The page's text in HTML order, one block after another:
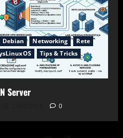
Debian Networking
Rete
Tips & Tricks
Server
0